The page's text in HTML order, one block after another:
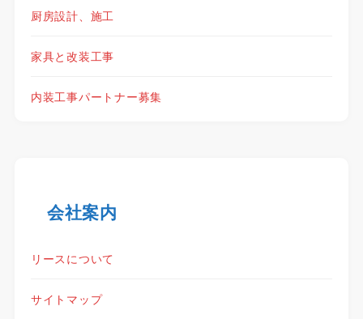
厨房設計、施工
家具と改装工事
内装工事パートナー募集
会社案内
リースについて
サイトマップ